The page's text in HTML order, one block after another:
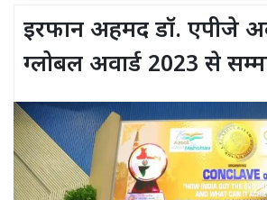
इरफान अहमद डॉ. एपीजे
ग्लोबल अवार्ड 2023 से